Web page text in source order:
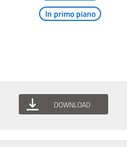
In primo piano
DOWNLOAD